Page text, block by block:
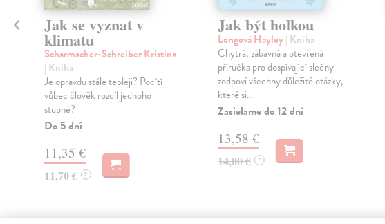
Jak se vyznat v
klimatu
Scharmacher-Schreiber Kristina
| Kniha
Je opravdu stále tepleji? Pocítí
vůbec člověk rozdíl jednoho
stupně?
Do 5 dní
11,35 €
11,70 € ?
Jak být holkou
Longová Hayley| Kniha
Chytrá, zábavná a otevřená
příručka pro dospívající slečny
zodpoví všechny důležité otázky,
které si...
Zasielame do 12 dní
13,58 €
14,00 € ?